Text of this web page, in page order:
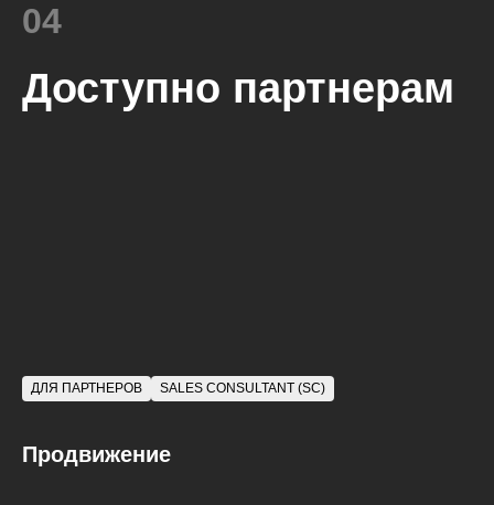
04
Доступно партнерам
ДЛЯ ПАРТНЕРОВ SALES CONSULTANT (SC)
Продвижение